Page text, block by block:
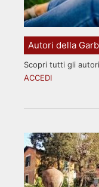
Autori della
Scopri tutti gli
ACCEDI